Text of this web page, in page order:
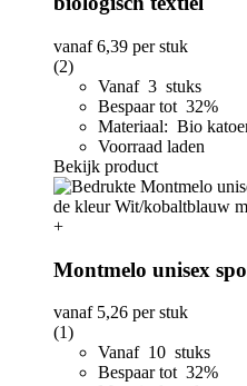
vanaf6,39 per stuk
(2)
Vanaf 3 stuks
Bespaar tot 32%
Materiaal: Bio
Voorraad laden
Bekijk product
+
Montmelo unisex
vanaf 5,26 per stuk
(1)
Vanaf 10 stuks
Bespaar tot 32%